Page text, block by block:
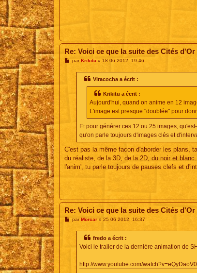
Re: Voici ce que la suite des Cités
MparKrikitu» 18 06 2012, 19:46
Viracocha a écrit :
Krikitu a écrit :
Aujourd'hui, quand on anime en 12
L'image est presque "doublée" pour
Et pour générer ces 12 ou 25 images,
qu'on parle toujours d'images clés et
C'est pas la même facon d'aborder les plans,
du réaliste, de la 3D, de la 2D, du noir et
l'anim', tu parle toujours de pauses clefs et
Re: Voici ce que la suite des Cités
Mpar Morcar» 25 06 2012, 16:37
fredo a écrit :
Voici le trailer de la dernière animation de
http://www.youtube.com/